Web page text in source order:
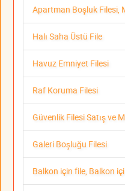
Apartman Boşluk Filesi,
Halı Saha Üstü File
Havuz Emniyet Filesi
Raf Koruma Filesi
Güvenlik Filesi Satış ve
Galeri Boşluğu Filesi
Balkon için file, Balkon